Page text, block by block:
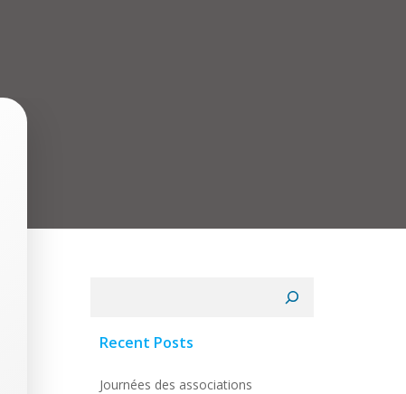
Recent Posts
Journées des associations